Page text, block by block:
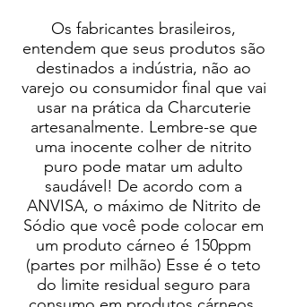
Os fabricantes brasileiros,
entendem que seus produtos são
destinados a indústria, não ao
varejo ou consumidor final que vai
usar na prática da Charcuterie
artesanalmente. Lembre-se que
uma inocente colher de nitrito
puro pode matar um adulto
saudável! De acordo com a
ANVISA, o máximo de Nitrito de
Sódio que você pode colocar em
um produto cárneo é 150ppm
(partes por milhão) Esse é o teto
do limite residual seguro para